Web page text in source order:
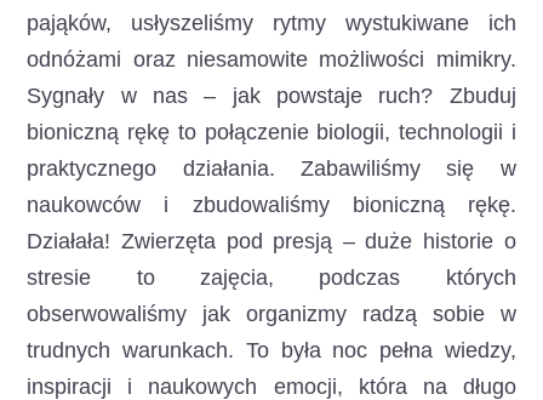
pająków, usłyszeliśmy rytmy wystukiwane ich
odnóżami oraz niesamowite możliwości mimikry.
Sygnały w nas – jak powstaje ruch? Zbuduj
bioniczną rękę to połączenie biologii, technologii i
praktycznego działania. Zabawiliśmy się w
naukowców i zbudowaliśmy bioniczną rękę.
Działała! Zwierzęta pod presją – duże historie o
stresie to zajęcia, podczas których
obserwowaliśmy jak organizmy radzą sobie w
trudnych warunkach. To była noc pełna wiedzy,
inspiracji i naukowych emocji, która na długo